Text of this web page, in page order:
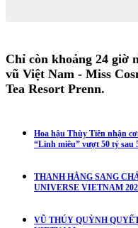
Chỉ còn khoảng 24 giờ
vũ Việt Nam - Miss
Tea Resort Prenn.
Hoa hậu Thùy Tiên nhận
“Linh miêu” vượt 50 tỷ sau
THANH HẰNG SANG
UNIVERSE VIETNAM
VŨ THÚY QUỲNH